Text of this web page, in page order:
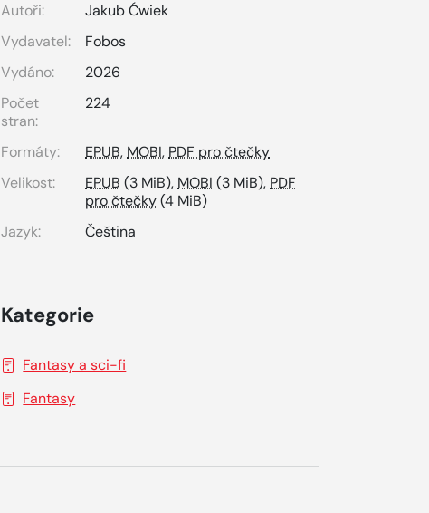
Autoři:
Jakub Ćwiek
Vydavatel:
Fobos
Vydáno:
2026
Počet
stran:
224
Formáty: EPUB, MOBI, PDF pro čtečky
Velikost:
EPUB (3 MiB), MOBI (3 MiB), PDF
pro čtečky(4 MiB)
Jazyk:
Čeština
Kategorie
Fantasy a sci-fi
Fantasy